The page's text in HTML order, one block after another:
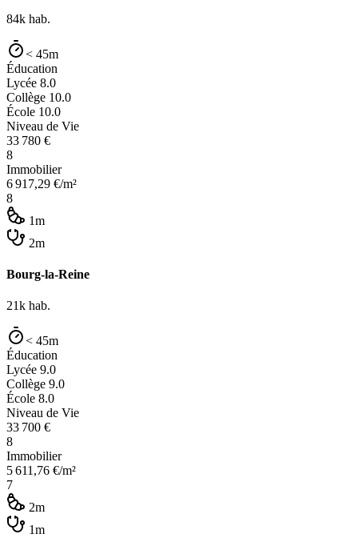
84k hab.
< 45m
Éducation
Lycée 8.0
Collège 10.0
École 10.0
Niveau de Vie
33 780 €
8
Immobilier
6 917,29 €/m²
8
1m
2m
Bourg-la-Reine
21k hab.
< 45m
Éducation
Lycée 9.0
Collège 9.0
École 8.0
Niveau de Vie
33 700 €
8
Immobilier
5 611,76 €/m²
7
2m
1m